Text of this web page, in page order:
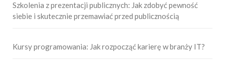
Szkolenia z prezentacji publicznych: Jak zdobyć pewność
siebie i skutecznie przemawiać przed publicznością
Kursy programowania: Jak rozpocząć karierę w branży IT?